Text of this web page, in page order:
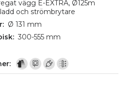
vägg E-EXTRA, Ø125m
och strömbrytare
Ø 131 mm
300-555 mm